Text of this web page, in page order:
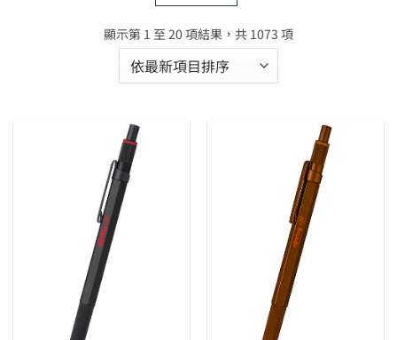
顯示第 1 至 20 項結果，共 1073 項依